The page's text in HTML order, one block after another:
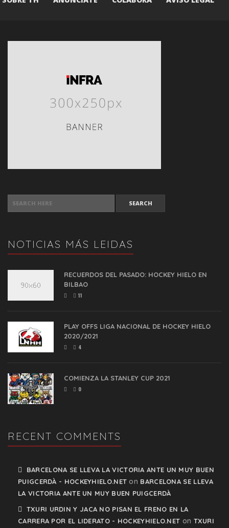
NOTICIAS MÁS LEIDAS
RECUERDOS DEL PASADO: HOCKEY HIELO EN
BILBAO
11
PLAY OFFS LIGA NACIONAL DE HOCKEY HIELO
2020/2021
4
COMIENZA LA STANLEY CUP 2021
0
RECENT COMMENTS
BARCELONA SE LLEVA LA VICTORIA ANTE UN MUY BUEN
PUIGCERDÀ - HOCKEYHIELO.NET on BARCELONA SE LLEVA
LA VICTORIA ANTE UN MUY BUEN PUIGCERDÀ
TXURI URDIN Y JACA NO PISAN EL FRENO EN LA
CARRERA POR EL LIDERATO - HOCKEYHIELO.NET on TXURI